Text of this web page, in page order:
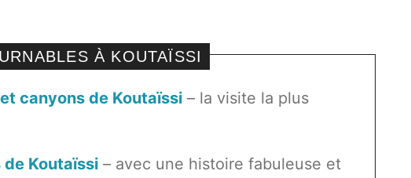
À KOUTAÏSSI
canyons de Koutaïssi– la visite la plus
Koutaïssi– avec une histoire fabuleuse et